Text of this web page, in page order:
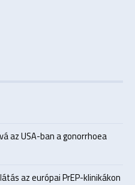
az USA-ban a gonorrhoea
az európai PrEP-klinikákon